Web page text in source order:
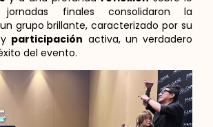
finales consolidaron la
grupo brillante, caracterizado por su
y participación activa, un verdadero
del evento.